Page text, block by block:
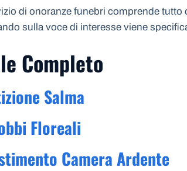
di onoranze funebri comprende
sulla voce di interesse viene
Completo
Salma
Floreali
Camera Ardente